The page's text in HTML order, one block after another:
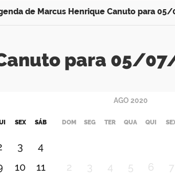
de Marcus Henrique Canuto para
para 05/
SEX SÁB
3
4
10
11
AGO 2020
DOM SEG TER QUA QUI
2
3 4 5 6 7